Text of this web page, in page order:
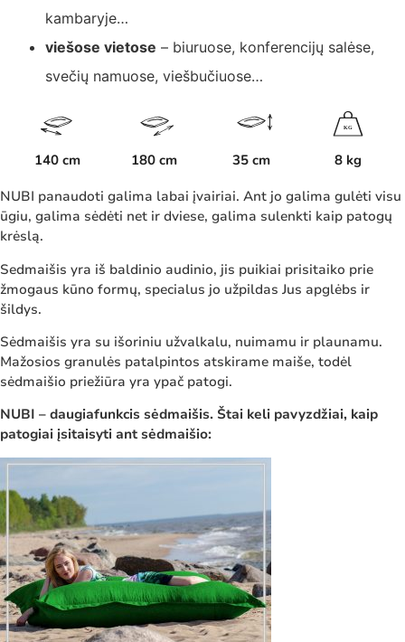
kambaryje…
viešose vietose – biuruose, konferencijų salėse,
svečių namuose, viešbučiuose…
140 cm 180 cm 35 cm
KG
8 kg
NUBI panaudoti galima labai įvairiai. Ant jo galima gulėti visu
ūgiu, galima sėdėti net ir dviese, galima sulenkti kaip patogų
krėslą.
Sedmaišis yra iš baldinio audinio, jis puikiai prisitaiko prie
žmogaus kūno formų, specialus jo užpildas Jus apglėbs ir
šildys.
Sėdmaišis yra su išoriniu užvalkalu, nuimamu ir plaunamu.
Mažosios granulės patalpintos atskirame maiše, todėl
sėdmaišio priežiūra yra ypač patogi.
NUBI – daugiafunkcis sėdmaišis. Štai keli pavyzdžiai, kaip
patogiai įsitaisyti ant sėdmaišio: